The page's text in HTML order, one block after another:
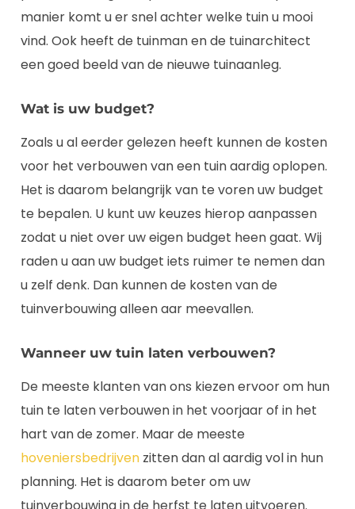
manier komt u er snel achter welke tuin u mooi
vind. Ook heeft de tuinman en de tuinarchitect
een goed beeld van de nieuwe tuinaanleg.
Wat is uw budget?
Zoals u al eerder gelezen heeft kunnen de kosten
voor het verbouwen van een tuin aardig oplopen.
Het is daarom belangrijk van te voren uw budget
te bepalen. U kunt uw keuzes hierop aanpassen
zodat u niet over uw eigen budget heen gaat. Wij
raden u aan uw budget iets ruimer te nemen dan
u zelf denk. Dan kunnen de kosten van de
tuinverbouwing alleen aar meevallen.
Wanneer uw tuin laten verbouwen?
De meeste klanten van ons kiezen ervoor om hun
tuin te laten verbouwen in het voorjaar of in het
hart van de zomer. Maar de meeste
hoveniersbedrijven zitten dan al aardig vol in hun
planning. Het is daarom beter om uw
tuinverbouwing in de herfst te laten uitvoeren.